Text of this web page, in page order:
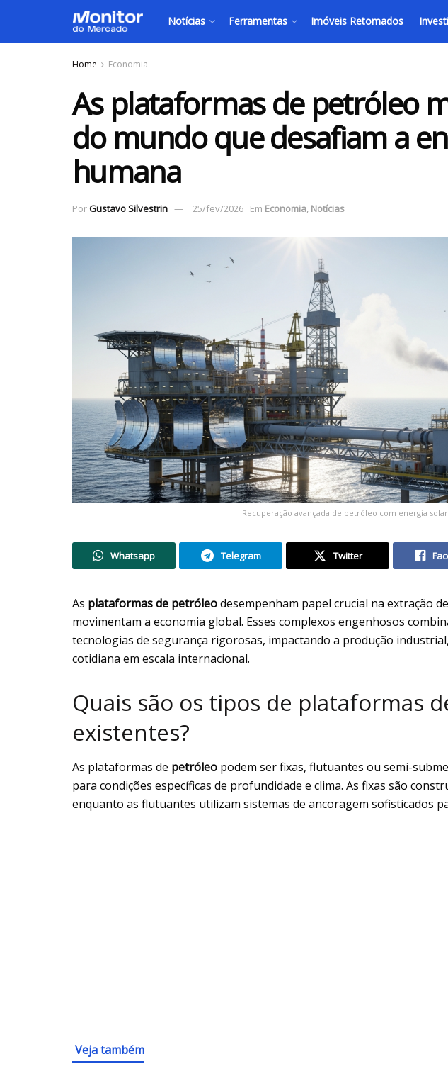
Notícias Ferramentas Imóveis Retomados
Home Economia
As plataformas de petróleo
do mundo que desafiam a
humana
PorGustavo Silvestrin 25/fev/2026 Em Economia, Notícias
Recuperação avançada de petróleo com energia
Whatsapp Telegram Twitter
As plataformas de petróleodesempenham papel crucial na extração
movimentam a economia global. Esses complexos engenhosos
tecnologias de segurança rigorosas, impactando a produção
cotidiana em escala internacional.
Quais são os tipos de plataformas
existentes?
As plataformas de petróleo podem ser fixas, flutuantes ou semi-
para condições específicas de profundidade e clima. As fixas são
enquanto as flutuantes utilizam sistemas de ancoragem sofisticados
Veja também